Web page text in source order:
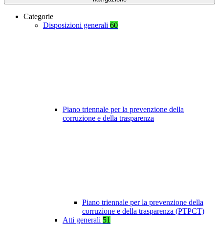
Categorie
Disposizioni generali 60
Piano triennale per la prevenzione della
corruzione e della trasparenza
Piano triennale per la prevenzione della
corruzione e della trasparenza (PTPCT)
Atti generali 51